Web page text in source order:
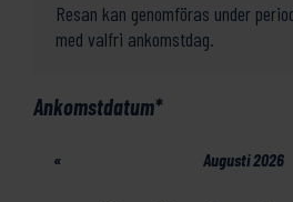
Resan kan genomföras under
med valfri ankomstdag.
Ankomstdatum*
« Augusti 2026